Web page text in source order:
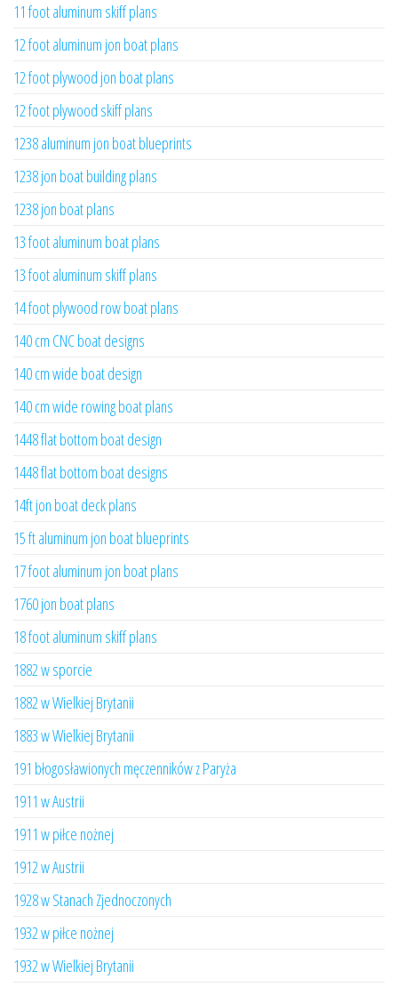
11 foot aluminum skiff plans
12 foot aluminum jon boat plans
12 foot plywood jon boat plans
12 foot plywood skiff plans
1238 aluminum jon boat blueprints
1238 jon boat building plans
1238 jon boat plans
13 foot aluminum boat plans
13 foot aluminum skiff plans
14 foot plywood row boat plans
140 cm CNC boat designs
140 cm wide boat design
140 cm wide rowing boat plans
1448 flat bottom boat design
1448 flat bottom boat designs
14ft jon boat deck plans
15 ft aluminum jon boat blueprints
17 foot aluminum jon boat plans
1760 jon boat plans
18 foot aluminum skiff plans
1882 w sporcie
1882 w Wielkiej Brytanii
1883 w Wielkiej Brytanii
191 błogosławionych męczenników z Paryża
1911 w Austrii
1911 w piłce nożnej
1912 w Austrii
1928 w Stanach Zjednoczonych
1932 w piłce nożnej
1932 w Wielkiej Brytanii